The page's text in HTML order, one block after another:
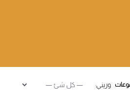
وريني: